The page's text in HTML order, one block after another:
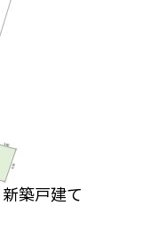
築戸建て